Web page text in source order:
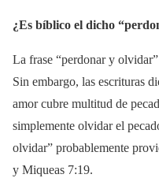
¿Es bíblico el dicho
La frase “perdonar y
Sin embargo, las escrituras
amor cubre multitud de
simplemente olvidar el
olvidar” probablemente
y Miqueas 7:19.